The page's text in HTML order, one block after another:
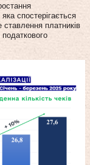
спостерігається
ставлення платників
податкового